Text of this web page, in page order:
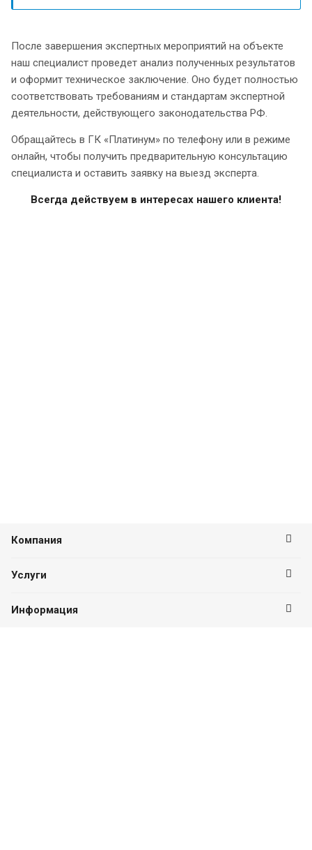
После завершения экспертных мероприятий на объекте
наш специалист проведет анализ полученных результатов
и оформит техническое заключение. Оно будет полностью
соответствовать требованиям и стандартам экспертной
деятельности, действующего законодательства РФ.
Обращайтесь в ГК «Платинум» по телефону или в режиме
онлайн, чтобы получить предварительную консультацию
специалиста и оставить заявку на выезд эксперта.
Всегда действуем в интересах нашего клиента!
Компания
Услуги
Информация